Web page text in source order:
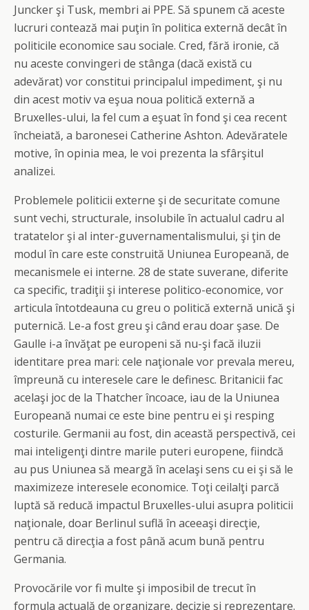
Juncker şi Tusk, membri ai PPE. Să spunem că aceste
lucruri contează mai puţin în politica externă decât în
politicile economice sau sociale. Cred, fără ironie, că
nu aceste convingeri de stânga (dacă există cu
adevărat) vor constitui principalul impediment, şi nu
din acest motiv va eşua noua politică externă a
Bruxelles-ului, la fel cum a eşuat în fond şi cea recent
încheiată, a baronesei Catherine Ashton. Adevăratele
motive, în opinia mea, le voi prezenta la sfârşitul
analizei.
Problemele politicii externe şi de securitate comune
sunt vechi, structurale, insolubile în actualul cadru al
tratatelor şi al inter-guvernamentalismului, şi ţin de
modul în care este construită Uniunea Europeană, de
mecanismele ei interne. 28 de state suverane, diferite
ca specific, tradiţii şi interese politico-economice, vor
articula întotdeauna cu greu o politică externă unică şi
puternică. Le-a fost greu şi când erau doar şase. De
Gaulle i-a învăţat pe europeni să nu-şi facă iluzii
identitare prea mari: cele naţionale vor prevala mereu,
împreună cu interesele care le definesc. Britanicii fac
acelaşi joc de la Thatcher încoace, iau de la Uniunea
Europeană numai ce este bine pentru ei şi resping
costurile. Germanii au fost, din această perspectivă, cei
mai inteligenţi dintre marile puteri europene, fiindcă
au pus Uniunea să meargă în acelaşi sens cu ei şi să le
maximizeze interesele economice. Toţi ceilalţi parcă
luptă să reducă impactul Bruxelles-ului asupra politicii
naţionale, doar Berlinul suflă în aceeaşi direcţie,
pentru că direcţia a fost până acum bună pentru
Germania.
Provocările vor fi multe şi imposibil de trecut în
formula actuală de organizare, decizie şi reprezentare.